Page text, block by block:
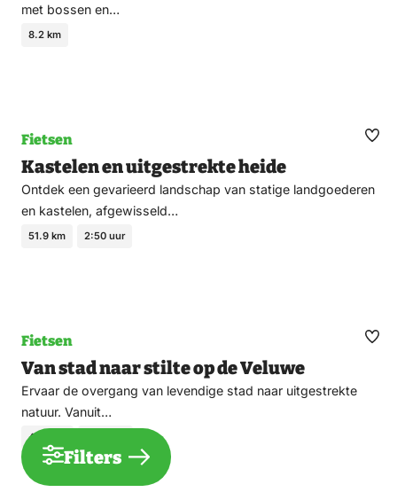
met bossen en…
8.2 km
Fietsen
Kastelen en uitgestrekte heide
Ontdek een gevarieerd landschap van statige landgoederen
en kastelen, afgewisseld…
51.9 km 2:50 uur
Fietsen
Van stad naar stilte op de Veluwe
Ervaar de overgang van levendige stad naar uitgestrekte
natuur. Vanuit…
43.7 km
Filters